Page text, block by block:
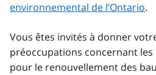
environnemental de l’Ontario.
Vous êtes invités à donner
préoccupations concernant
pour le renouvellement des